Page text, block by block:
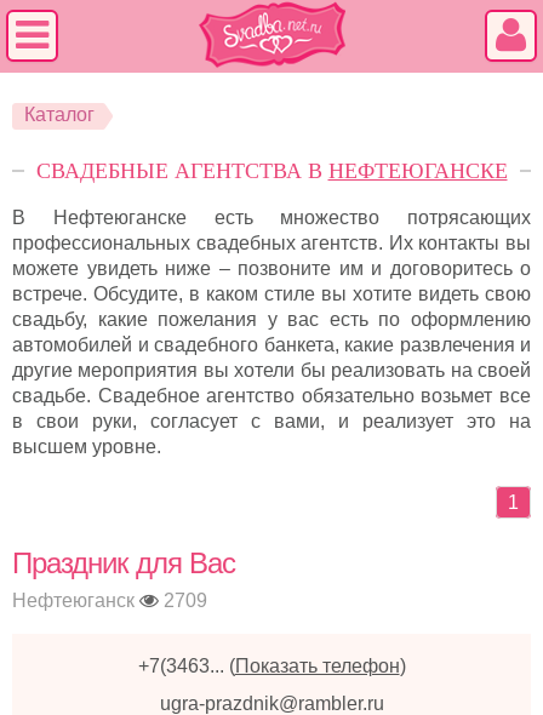
Каталог
СВАДЕБНЫЕ АГЕНТСТВА В НЕФТЕЮГАНСКЕ
В Нефтеюганске есть множество потрясающих
профессиональных свадебных агентств. Их контакты вы
можете увидеть ниже – позвоните им и договоритесь о
встрече. Обсудите, в каком стиле вы хотите видеть свою
свадьбу, какие пожелания у вас есть по оформлению
автомобилей и свадебного банкета, какие развлечения и
другие мероприятия вы хотели бы реализовать на своей
свадьбе. Свадебное агентство обязательно возьмет все
в свои руки, согласует с вами, и реализует это на
высшем уровне.
1
Праздник для Вас
Нефтеюганск 2709
+7(3463... (Показать телефон)
ugra-prazdnik@rambler.ru